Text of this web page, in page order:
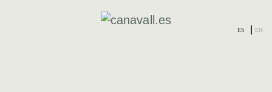
ES EN